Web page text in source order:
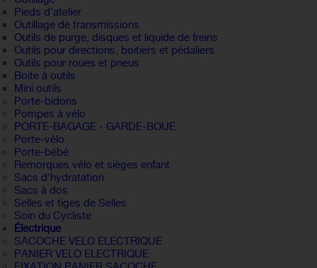
Pieds d'atelier
Outillage de transmissions
Outils de purge, disques et liquide de freins
Outils pour directions, boitiers et pédaliers
Outils pour roues et pneus
Boite à outils
Mini outils
Porte-bidons
Pompes à vélo
PORTE-BAGAGE - GARDE-BOUE
Porte-vélo
Porte-bébé
Remorques vélo et sièges enfant
Sacs d'hydratation
Sacs à dos
Selles et tiges de Selles
Soin du Cycliste
Électrique
SACOCHE VELO ELECTRIQUE
PANIER VELO ELECTRIQUE